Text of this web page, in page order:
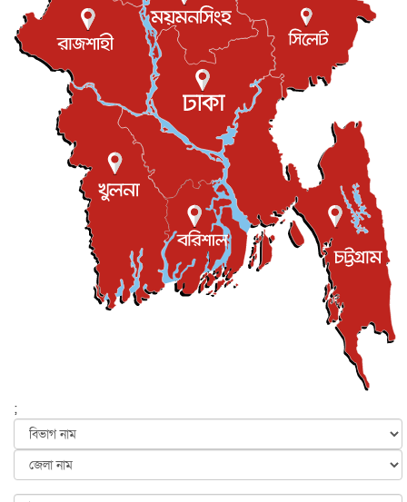
খেলাধুলা ৬ আগস্ট, ২০২৬
বস্তিতে কেটেছে শৈশব, আজ মুম্বাইয়ে দুই বাড়ির মালিক
৬ আগস্ট, ২০২৬
যুক্তরাজ্যে বসবাসরত জাতীয়তাবাদী কুলাউড়াবাসীর মত বিনিময়
সভা...
ইউকে কমিউনিটি ৫ আগস্ট, ২০২৬
প্রধানমন্ত্রীকে সৌদি আরব সফরের আমন্ত্রণ
জাতীয় ৫ আগস্ট, ২০২৬
জুলাই গণ-অভ্যুত্থান দিবস আজ, স্মরণে দেশজুড়ে কর্মসূচি
৫ আগস্ট, ২০২৬
জনগণ পরিবর্তন চেয়েছে বলেই জুলাই আন্দোলন সফল :
প্রধানমন্ত্রী
জাতীয় ৫ আগস্ট, ২০২৬
বেনজীর আহমেদের সঙ্গে পরীমনির ঘনিষ্ঠ সম্পর্ক ছিল : নাসির
৫ আগস্ট, ২০২৬
হরমুজ নিয়ে ইরান-মার্কিন চুক্তি হতে পারে আজ : মার্কিন অর্থমন...
আন্তর্জাতিক ৫ আগস্ট, ২০২৬
পৃথিবীর দিকে আসছে বিধ্বংসী বস্তু, পারমাণবিক বোমা দিয়ে করা
;